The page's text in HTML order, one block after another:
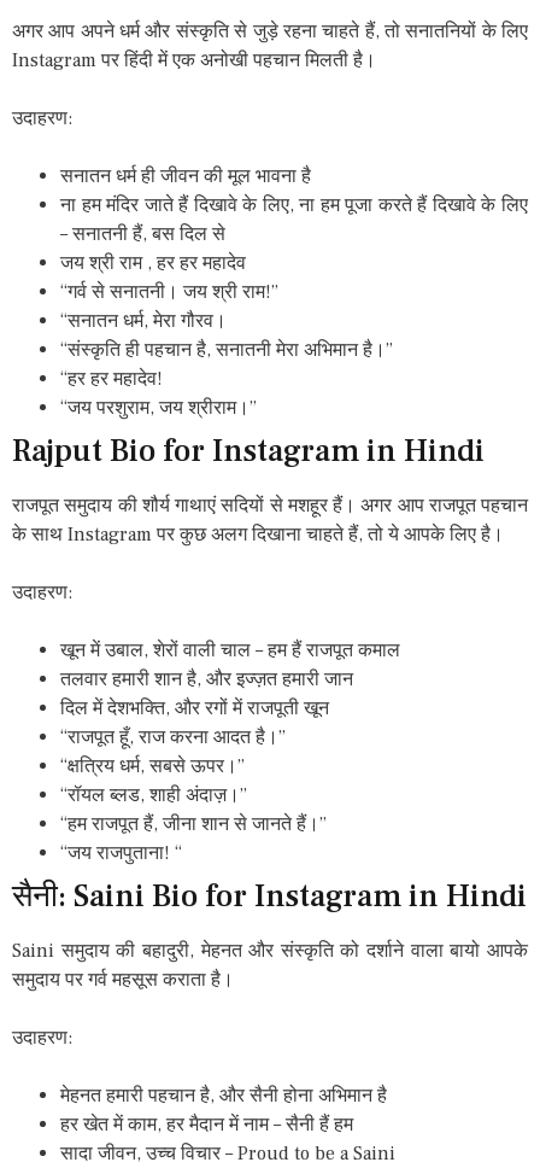
अगर आप अपने धर्म और संस्कृति से जुड़े रहना चाहते हैं, तो सनातनियों के लिए
Instagram पर हिंदी में एक अनोखी पहचान मिलती है।
उदाहरण:
सनातन धर्म ही जीवन की मूल भावना है
ना हम मंदिर जाते हैं दिखावे के लिए, ना हम पूजा करते हैं दिखावे के लिए
– सनातनी हैं, बस दिल से
जय श्री राम , हर हर महादेव
“गर्व से सनातनी। जय श्री राम!”
“सनातन धर्म, मेरा गौरव।
“संस्कृति ही पहचान है, सनातनी मेरा अभिमान है।”
“हर हर महादेव!
“जय परशुराम, जय श्रीराम।”
Rajput Bio for Instagram in Hindi
राजपूत समुदाय की शौर्य गाथाएं सदियों से मशहूर हैं। अगर आप राजपूत पहचान
के साथ Instagram पर कुछ अलग दिखाना चाहते हैं, तो ये आपके लिए है।
उदाहरण:
खून में उबाल, शेरों वाली चाल – हम हैं राजपूत कमाल
तलवार हमारी शान है, और इज्ज़त हमारी जान
दिल में देशभक्ति, और रगों में राजपूती खून
“राजपूत हूँ, राज करना आदत है।”
“क्षत्रिय धर्म, सबसे ऊपर।”
“रॉयल ब्लड, शाही अंदाज़।”
“हम राजपूत हैं, जीना शान से जानते हैं।”
“जय राजपुताना! “
सैनी: Saini Bio for Instagram in Hindi
Saini समुदाय की बहादुरी, मेहनत और संस्कृति को दर्शाने वाला बायो आपके
समुदाय पर गर्व महसूस कराता है।
उदाहरण:
मेहनत हमारी पहचान है, और सैनी होना अभिमान है
हर खेत में काम, हर मैदान में नाम – सैनी हैं हम
सादा जीवन, उच्च विचार – Proud to be a Saini